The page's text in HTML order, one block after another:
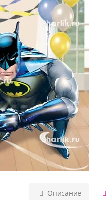
Описание